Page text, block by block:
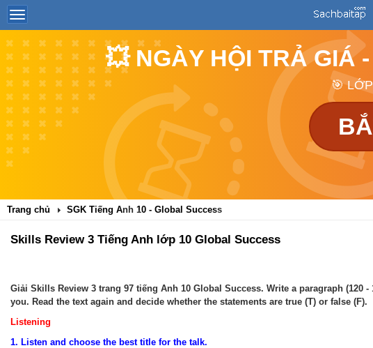
💥 NGÀY HỘI TRẢ GIÁ
🎯
Trang chủ SGK Tiếng Anh 10 - Global Success
Skills Review 3 Tiếng Anh lớp 10 Global Success
Giải Skills Review 3 trang 97 tiếng Anh 10 Global Success. Write a paragraph
you. Read the text again and decide whether the statements are true (T) or false (F).
Listening
1. Listen and choose the best title for the talk.